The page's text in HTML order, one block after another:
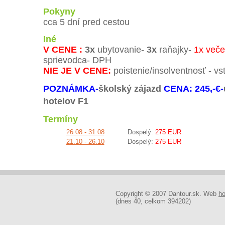
Pokyny
cca 5 dní pred cestou
Iné
V CENE : 3x ubytovanie- 3x raňajky- 1x
sprievodca- DPH
NIE JE V CENE: poistenie/insolventnosť -
POZNÁMKA-školský zájazd CENA: 245,-€-
hotelov F1
Termíny
26.08 - 31.08 Dospelý: 275 EUR
21.10 - 26.10
Dospelý: 275 EUR
Copyright © 2007 Dantour.sk. Web
(dnes 40, celkom 394202)